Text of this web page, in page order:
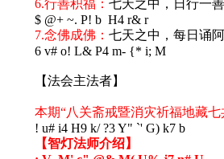
6.行善积福： 七天之中，日行一
$ @+ ~. P! b H4 r& r
7.念佛成佛： 七天之中，每日诵
6 v# o! L& P4 m- {* i; M
【法会主法者】
本期“八关斋戒暨消灾祈福地藏
! u# i4 H9 k/ ?3 Y" `' G) k7 b
【智灯法师介绍】